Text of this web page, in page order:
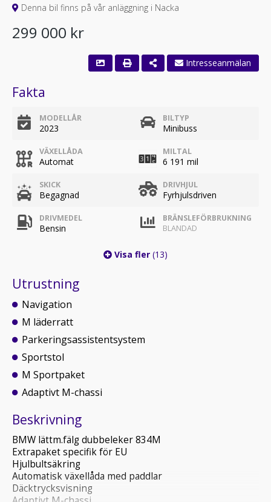
Denna bil finns på vår anläggning i Nacka
299 000 kr
Intresseanmälan
Fakta
MODELLÅR
2023
BILTYP
Minibuss
VÄXELLÅDA
Automat
MILTAL
6 191 mil
SKICK
Begagnad
DRIVHJUL
Fyrhjulsdriven
DRIVMEDEL
Bensin
BRÄNSLEFÖRBRUKNING
BLANDAD
Visa fler (13)
Utrustning
Navigation
M läderratt
Parkeringsassistentsystem
Sportstol
M Sportpaket
Adaptivt M-chassi
Beskrivning
BMW lättm.fälg dubbeleker 834M
Extrapaket specifik för EU
Hjulbultsäkring
Automatisk växellåda med paddlar
Däcktrycksvisning